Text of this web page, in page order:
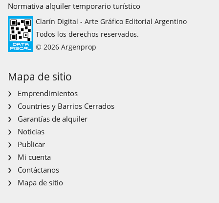
Normativa alquiler temporario turístico
Clarín Digital - Arte Gráfico Editorial Argentino
Todos los derechos reservados.
© 2026 Argenprop
Mapa de sitio
Emprendimientos
Countries y Barrios Cerrados
Garantías de alquiler
Noticias
Publicar
Mi cuenta
Contáctanos
Mapa de sitio